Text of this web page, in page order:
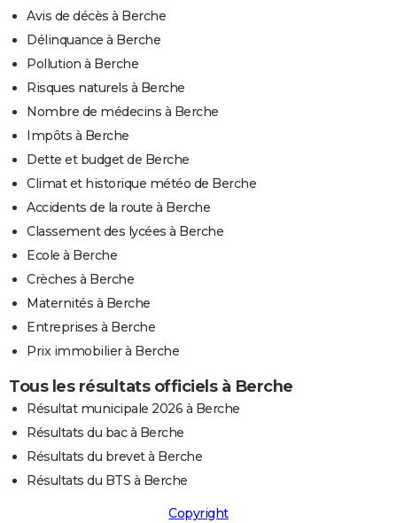
Avis de décès à Berche
Délinquance à Berche
Pollution à Berche
Risques naturels à Berche
Nombre de médecins à Berche
Impôts à Berche
Dette et budget de Berche
Climat et historique météo de Berche
Accidents de la route à Berche
Classement des lycées à Berche
Ecole à Berche
Crèches à Berche
Maternités à Berche
Entreprises à Berche
Prix immobilier à Berche
Tous les résultats officiels à Berche
Résultat municipale 2026 à Berche
Résultats du bac à Berche
Résultats du brevet à Berche
Résultats du BTS à Berche
Copyright